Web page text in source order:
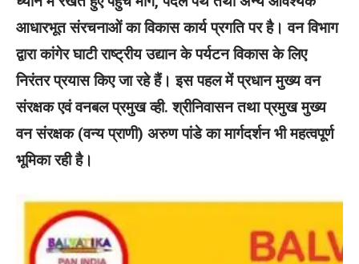
आधारभूत संरचनाओं का विकास कार्य प्रगति पर है। वन विभाग
द्वारा कांगेर घाटी राष्ट्रीय उद्यान के पर्यटन विकास के लिए
निरंतर प्रयास किए जा रहे हैं। इस पहल में प्रधान मुख्य वन
संरक्षक एवं वनबल प्रमुख व्ही. श्रीनिवासन तथा प्रमुख मुख्य
वन संरक्षक (वन्य प्राणी) अरुण पांडे का मार्गदर्शन भी महत्वपूर्ण
भूमिका रही है।